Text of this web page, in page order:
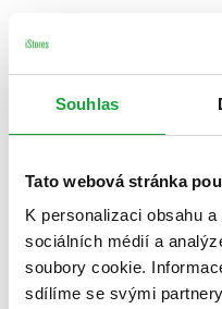
Souhlas
Tato webová stránka
K personalizaci obsahu
sociálních médií a
soubory cookie.
sdílíme se svými